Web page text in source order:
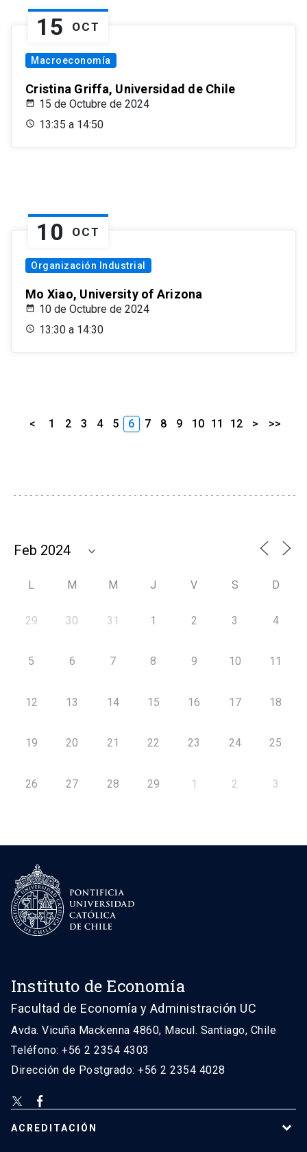
15 OCT
Macroeconomía
Cristina Griffa, Universidad de Chile
15 de Octubre de 2024
13:35 a 14:50
10 OCT
Organización Industrial
Mo Xiao, University of Arizona
10 de Octubre de 2024
13:30 a 14:30
< 1 2 3 4 5 6 7 8 9 10 11 12 > >>
L M M J V S D
29 30 31 1 2 3 4
5 6 7 8 9 10 11
12 13 14 15 16 17 18
19 20 21 22 23 24 25
26 27 28 29 1 2 3
Instituto de Economía
Facultad de Economía y Administración UC
Avda. Vicuña Mackenna 4860, Macul. Santiago, Chile
Teléfono: +56 2 2354 4303
Dirección de Postgrado: +56 2 2354 4028
ACREDITACIÓN